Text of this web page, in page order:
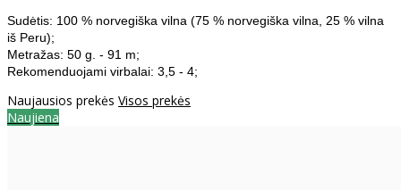
Sudėtis: 100 % norvegiška vilna (75 % norvegiška vilna, 25 % vilna
iš Peru);
Metražas: 50 g. - 91 m;
Rekomenduojami virbalai: 3,5 - 4;
Naujausios prekės Visos prekės
Naujiena